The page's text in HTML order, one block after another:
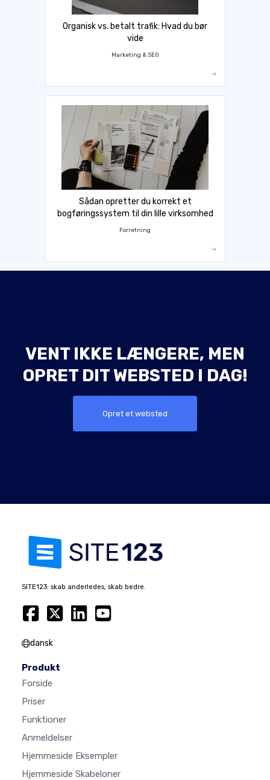
Organisk vs. betalt trafik: Hvad du bør
vide
Marketing & SEO
Sådan opretter du korrekt et
bogføringssystem til din lille virksomhed
Forretning
VENT IKKE LÆNGERE, MEN
OPRET DIT WEBSTED I DAG!
Opret et websted
SITE123: skab anderledes, skab bedre.
dansk
Produkt
Forside
Priser
Funktioner
Anmeldelser
Hjemmeside Eksempler
Hjemmeside Skabeloner